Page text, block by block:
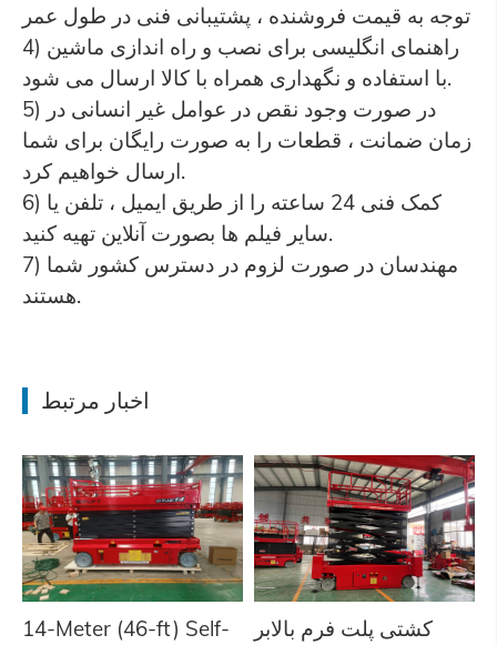
توجه به قیمت فروشنده ، پشتیبانی فنی در طول عمر
4) راهنمای انگلیسی برای نصب و راه اندازی ماشین
با استفاده و نگهداری همراه با کالا ارسال می شود.
5) در صورت وجود نقص در عوامل غیر انسانی در
زمان ضمانت ، قطعات را به صورت رایگان برای شما
ارسال خواهیم کرد.
6) کمک فنی 24 ساعته را از طریق ایمیل ، تلفن یا
سایر فیلم ها بصورت آنلاین تهیه کنید.
7) مهندسان در صورت لزوم در دسترس کشور شما
هستند.
اخبار مرتبط
14-Meter (46-ft) Self-
کشتی پلت فرم بالابر